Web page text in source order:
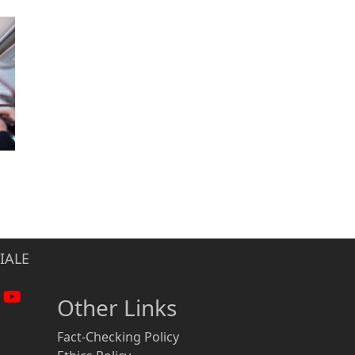
Other Links
Fact-Checking Policy